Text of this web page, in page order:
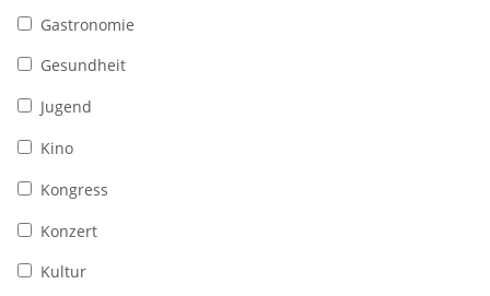
Gastronomie
Gesundheit
Jugend
Kino
Kongress
Konzert
Kultur